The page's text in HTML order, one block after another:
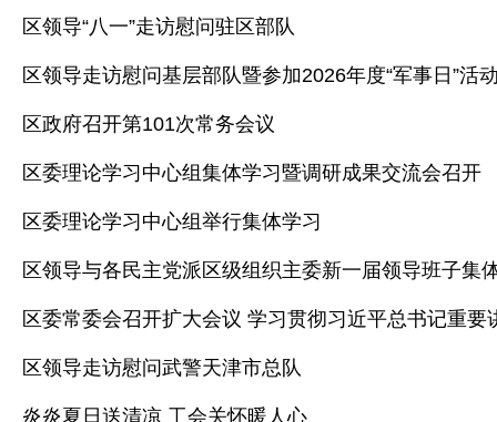
区领导“八一”走访慰问驻区部队
区领导走访慰问基层部队暨参加2026年度“军事日”活
区政府召开第101次常务会议
区委理论学习中心组集体学习暨调研成果交流会召开
区委理论学习中心组举行集体学习
区领导与各民主党派区级组织主委新一届领导班子集
区领导走访慰问武警天津市总队
炎炎夏日送清凉 工会关怀暖人心